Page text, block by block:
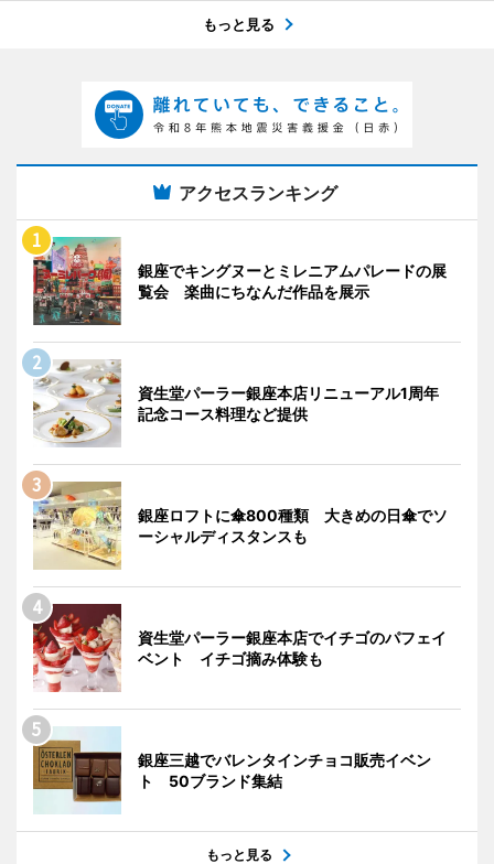
もっと見る
アクセスランキング
銀座でキングヌーとミレニアムパレードの展
覧会 楽曲にちなんだ作品を展示
資生堂パーラー銀座本店リニューアル1周年
記念コース料理など提供
銀座ロフトに傘800種類 大きめの日傘でソ
ーシャルディスタンスも
資生堂パーラー銀座本店でイチゴのパフェイ
ベント イチゴ摘み体験も
銀座三越でバレンタインチョコ販売イベン
ト 50ブランド集結
もっと見る